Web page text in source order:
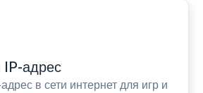
IP-адрес
в сети интернет для игр и